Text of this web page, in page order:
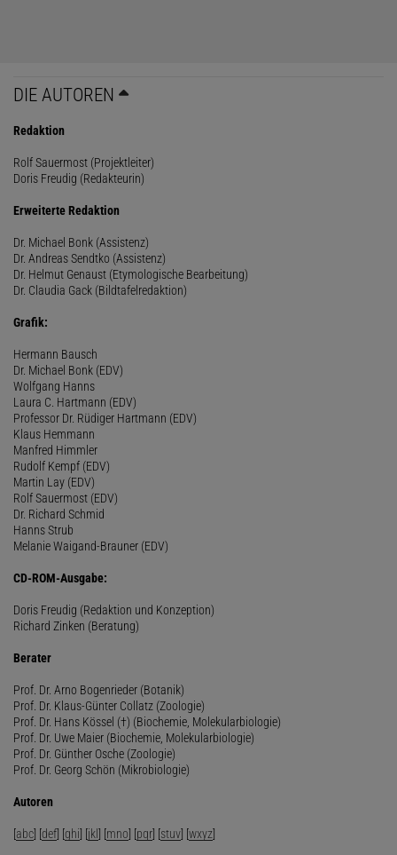
DIE AUTOREN
Redaktion
Rolf Sauermost (Projektleiter)
Doris Freudig (Redakteurin)
Erweiterte Redaktion
Dr. Michael Bonk (Assistenz)
Dr. Andreas Sendtko (Assistenz)
Dr. Helmut Genaust (Etymologische Bearbeitung)
Dr. Claudia Gack (Bildtafelredaktion)
Grafik:
Hermann Bausch
Dr. Michael Bonk (EDV)
Wolfgang Hanns
Laura C. Hartmann (EDV)
Professor Dr. Rüdiger Hartmann (EDV)
Klaus Hemmann
Manfred Himmler
Rudolf Kempf (EDV)
Martin Lay (EDV)
Rolf Sauermost (EDV)
Dr. Richard Schmid
Hanns Strub
Melanie Waigand-Brauner (EDV)
CD-ROM-Ausgabe:
Doris Freudig (Redaktion und Konzeption)
Richard Zinken (Beratung)
Berater
Prof. Dr. Arno Bogenrieder (Botanik)
Prof. Dr. Klaus-Günter Collatz (Zoologie)
Prof. Dr. Hans Kössel (†) (Biochemie, Molekularbiologie)
Prof. Dr. Uwe Maier (Biochemie, Molekularbiologie)
Prof. Dr. Günther Osche (Zoologie)
Prof. Dr. Georg Schön (Mikrobiologie)
Autoren
[abc] [def] [ghi] [jkl] [mno] [pqr] [stuv] [wxyz]